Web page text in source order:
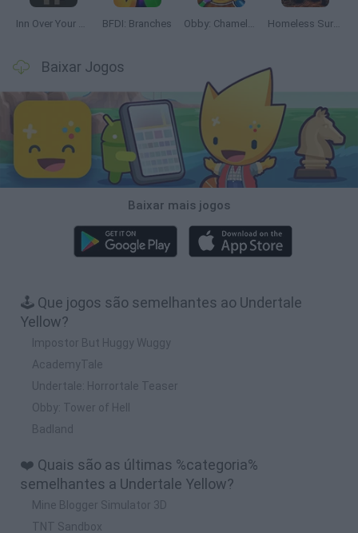
Inn Over Your Head BFDI: Branches Obby: Chameleon: Paint & Hide Homeless Survival Online
Baixar Jogos
Baixar mais jogos
🕹️ Que jogos são semelhantes ao Undertale
Yellow?
Impostor But Huggy Wuggy
AcademyTale
Undertale: Horrortale Teaser
Obby: Tower of Hell
Badland
❤️ Quais são as últimas %categoria%
semelhantes a Undertale Yellow?
Mine Blogger Simulator 3D
TNT Sandbox